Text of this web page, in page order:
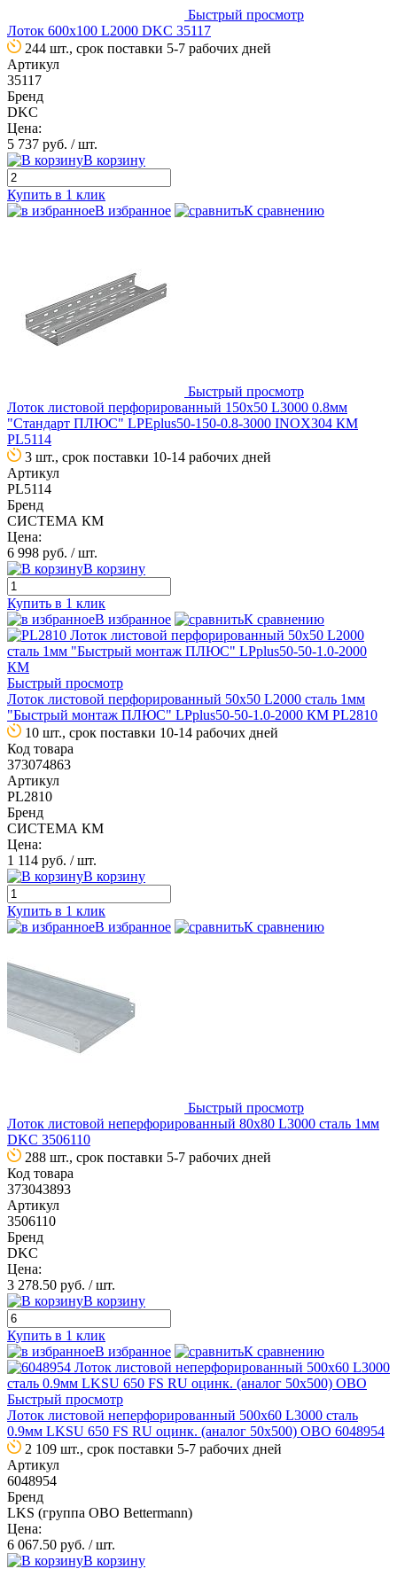
Быстрый просмотр
Лоток 600х100 L2000 DKC 35117
244 шт., срок поставки 5-7 рабочих дней
Артикул
35117
Бренд
DKC
Цена:
5 737 руб. / шт.
В корзину
Купить в 1 клик
В избранное
К сравнению
Быстрый просмотр
Лоток листовой перфорированный 150х50 L3000 0.8мм
"Стандарт ПЛЮС" LPEplus50-150-0.8-3000 INOX304 КМ
PL5114
3 шт., срок поставки 10-14 рабочих дней
Артикул
PL5114
Бренд
СИСТЕМА КМ
Цена:
6 998 руб. / шт.
В корзину
Купить в 1 клик
В избранное
К сравнению
Быстрый просмотр
Лоток листовой перфорированный 50х50 L2000 сталь 1мм
"Быстрый монтаж ПЛЮС" LPplus50-50-1.0-2000 КМ PL2810
10 шт., срок поставки 10-14 рабочих дней
Код товара
373074863
Артикул
PL2810
Бренд
СИСТЕМА КМ
Цена:
1 114 руб. / шт.
В корзину
Купить в 1 клик
В избранное
К сравнению
Быстрый просмотр
Лоток листовой неперфорированный 80х80 L3000 сталь 1мм
DKC 3506110
288 шт., срок поставки 5-7 рабочих дней
Код товара
373043893
Артикул
3506110
Бренд
DKC
Цена:
3 278.50 руб. / шт.
В корзину
Купить в 1 клик
В избранное
К сравнению
Быстрый просмотр
Лоток листовой неперфорированный 500х60 L3000 сталь
0.9мм LKSU 650 FS RU оцинк. (аналог 50х500) OBO 6048954
2 109 шт., срок поставки 5-7 рабочих дней
Артикул
6048954
Бренд
LKS (группа OBO Bettermann)
Цена:
6 067.50 руб. / шт.
В корзину